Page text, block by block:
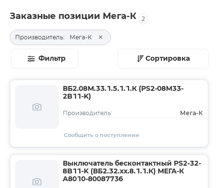
Заказные позиции Мега-К 2
Производитель: Мега-К ×
Фильтр Сортировка
ВБ2.08М.33.1.5.1.1.К (PS2-08M33-
2B11-K)
Производитель: Мега-К
Сообщить о поступлении
Выключатель бесконтактный PS2-32-
8B11-K (ВБ2.32.хх.8.1.1.К) МЕГА-К
A8010-80087736